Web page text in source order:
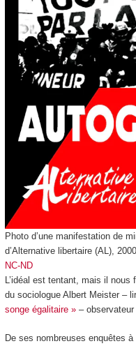
Photo d’une manifestation de
d’Alternative libertaire (AL),
NC-ND
L’idéal est tentant, mais il
du sociologue Albert Meister –
songe égalitaire »– observateur
De ses nombreuses enquêtes